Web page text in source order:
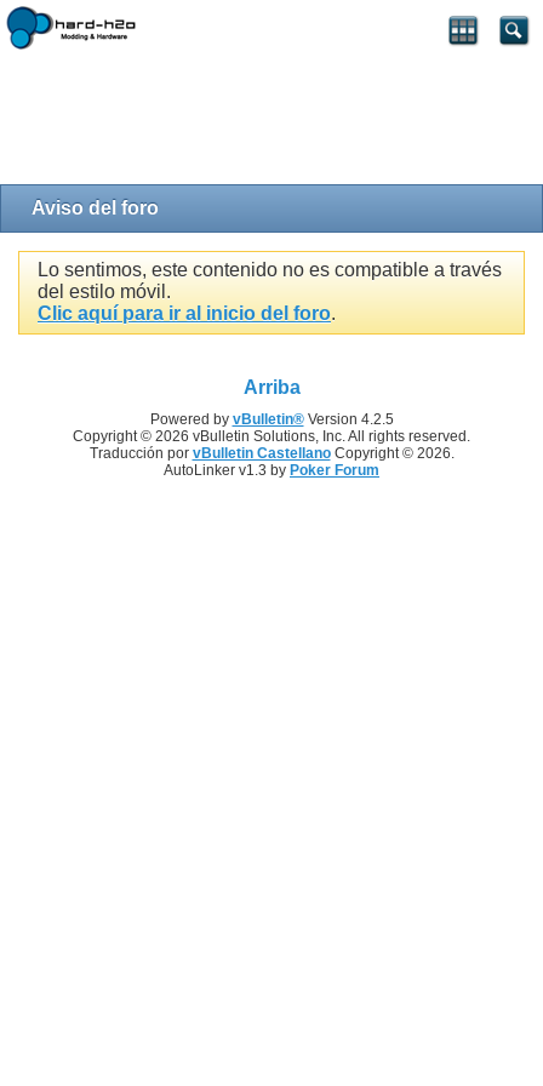
Aviso del foro
Lo sentimos, este contenido no es compatible a través
del estilo móvil.
Clic aquí para ir al inicio del foro.
Arriba
Powered by vBulletin®Version 4.2.5
Copyright © 2026 vBulletin Solutions, Inc. All rights reserved.
Traducción por vBulletin CastellanoCopyright © 2026.
AutoLinker v1.3 by Poker Forum